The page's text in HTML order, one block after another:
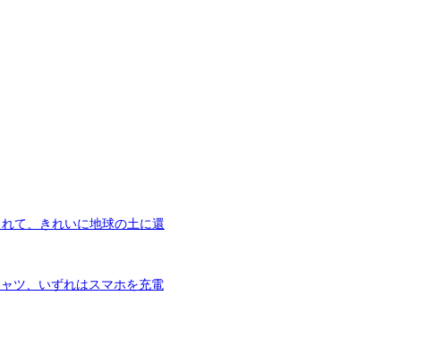
て、きれいに地球の土に還
ツ、いずれはスマホを充電